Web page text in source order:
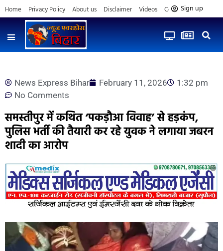
Home Privacy Policy About us Disclaimer Videos Contact us
Sign up
News Express Bihar February 11, 2026
1:32 pm
No Comments
समस्तीपुर में कथित ‘पकड़ौआ विवाह’ से हड़कंप,
पुलिस भर्ती की तैयारी कर रहे युवक ने लगाया जबरन
शादी का आरोप